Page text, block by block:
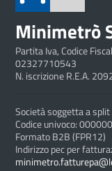
Minimetrò
Partita Iva, Codice
02327710543
N. iscrizione R.E.A.
Società soggetta a
Codice univoco:
Formato B2B (FPR12)
Indirizzo pec per